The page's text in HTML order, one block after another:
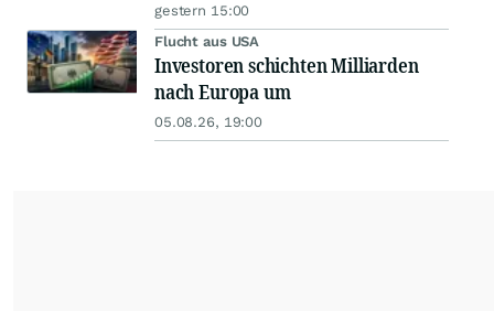
gestern 15:00
Flucht aus USA
Investoren schichten Milliarden
nach Europa um
05.08.26, 19:00